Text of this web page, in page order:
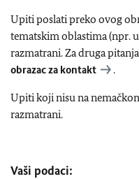
Upiti poslati preko ovog
tematskim oblastima (npr.
razmatrani. Za druga
obrazac za kontakt
.
Upiti koji nisu na
razmatrani.
Vaši podaci: